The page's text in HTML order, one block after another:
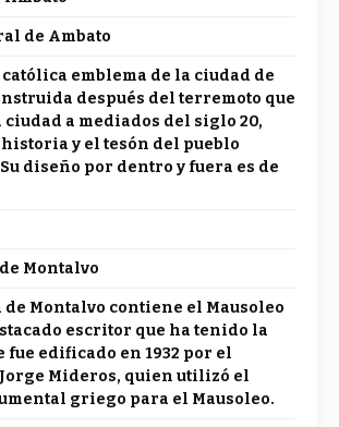
de Ambato
emblema de la ciudad de
después del terremoto que
ciudad a mediados del siglo 20,
y el tesón del pueblo
diseño por dentro y fuera es de
de Montalvo
de Montalvo contiene el Mausoleo
escritor que ha tenido la
fue edificado en 1932 por el
Mideros, quien utilizó el
griego para el Mausoleo.